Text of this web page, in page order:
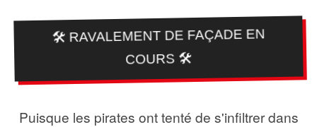
🛠️ RAVALEMENT DE FAÇADE EN
COURS 🛠️
Puisque les pirates ont tenté de s'infiltrer dans